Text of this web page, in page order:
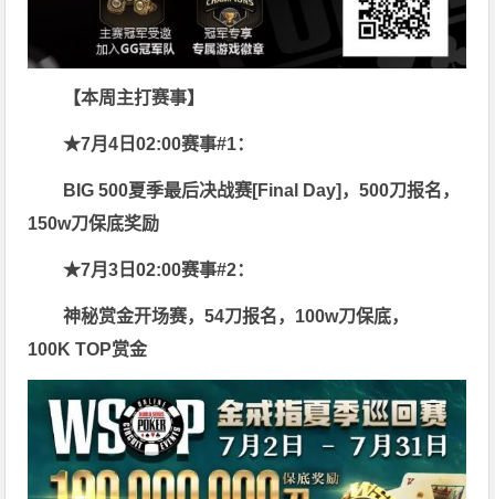
【本周主打赛事】
★7月4日02:00赛事#1：
BIG 500夏季最后决战赛[Final Day]，500刀报名，
150w刀保底奖励
★7月3日02:00赛事#2：
神秘赏金开场赛，54刀报名，100w刀保底，
100K TOP赏金